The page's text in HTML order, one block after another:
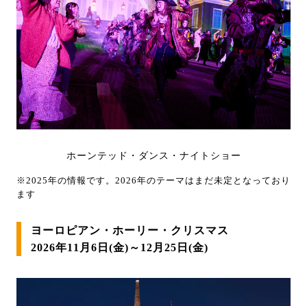
ホーンテッド・ダンス・ナイトショー
※2025年の情報です。2026年のテーマはまだ未定となっており
ます
ヨーロピアン・ホーリー・クリスマス
2026年11月6日(金)～12月25日(金)